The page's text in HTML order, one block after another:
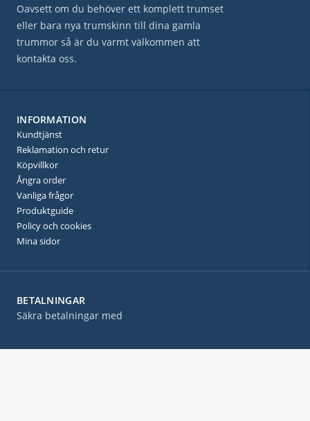
BETALNINGAR
Säkra betalningar med
Oavsett om du behöver ett komplett trumset
eller bara nya trumskinn till dina gamla
trummor så är du varmt välkommen att
kontakta oss.
INFORMATION
Kundtjänst
Reklamation och retur
Köpvillkor
Ångra order
Vanliga frågor
Produktguide
Policy och cookies
Mina sidor